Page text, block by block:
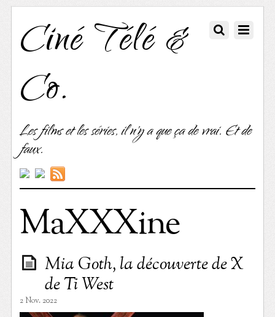
Ciné Télé &
Co.
Les films et les séries, il n'y a que ça de vrai. Et de
faux.
MaXXXine
Mia Goth, la découverte de X
de Ti West
2 Nov. 2022